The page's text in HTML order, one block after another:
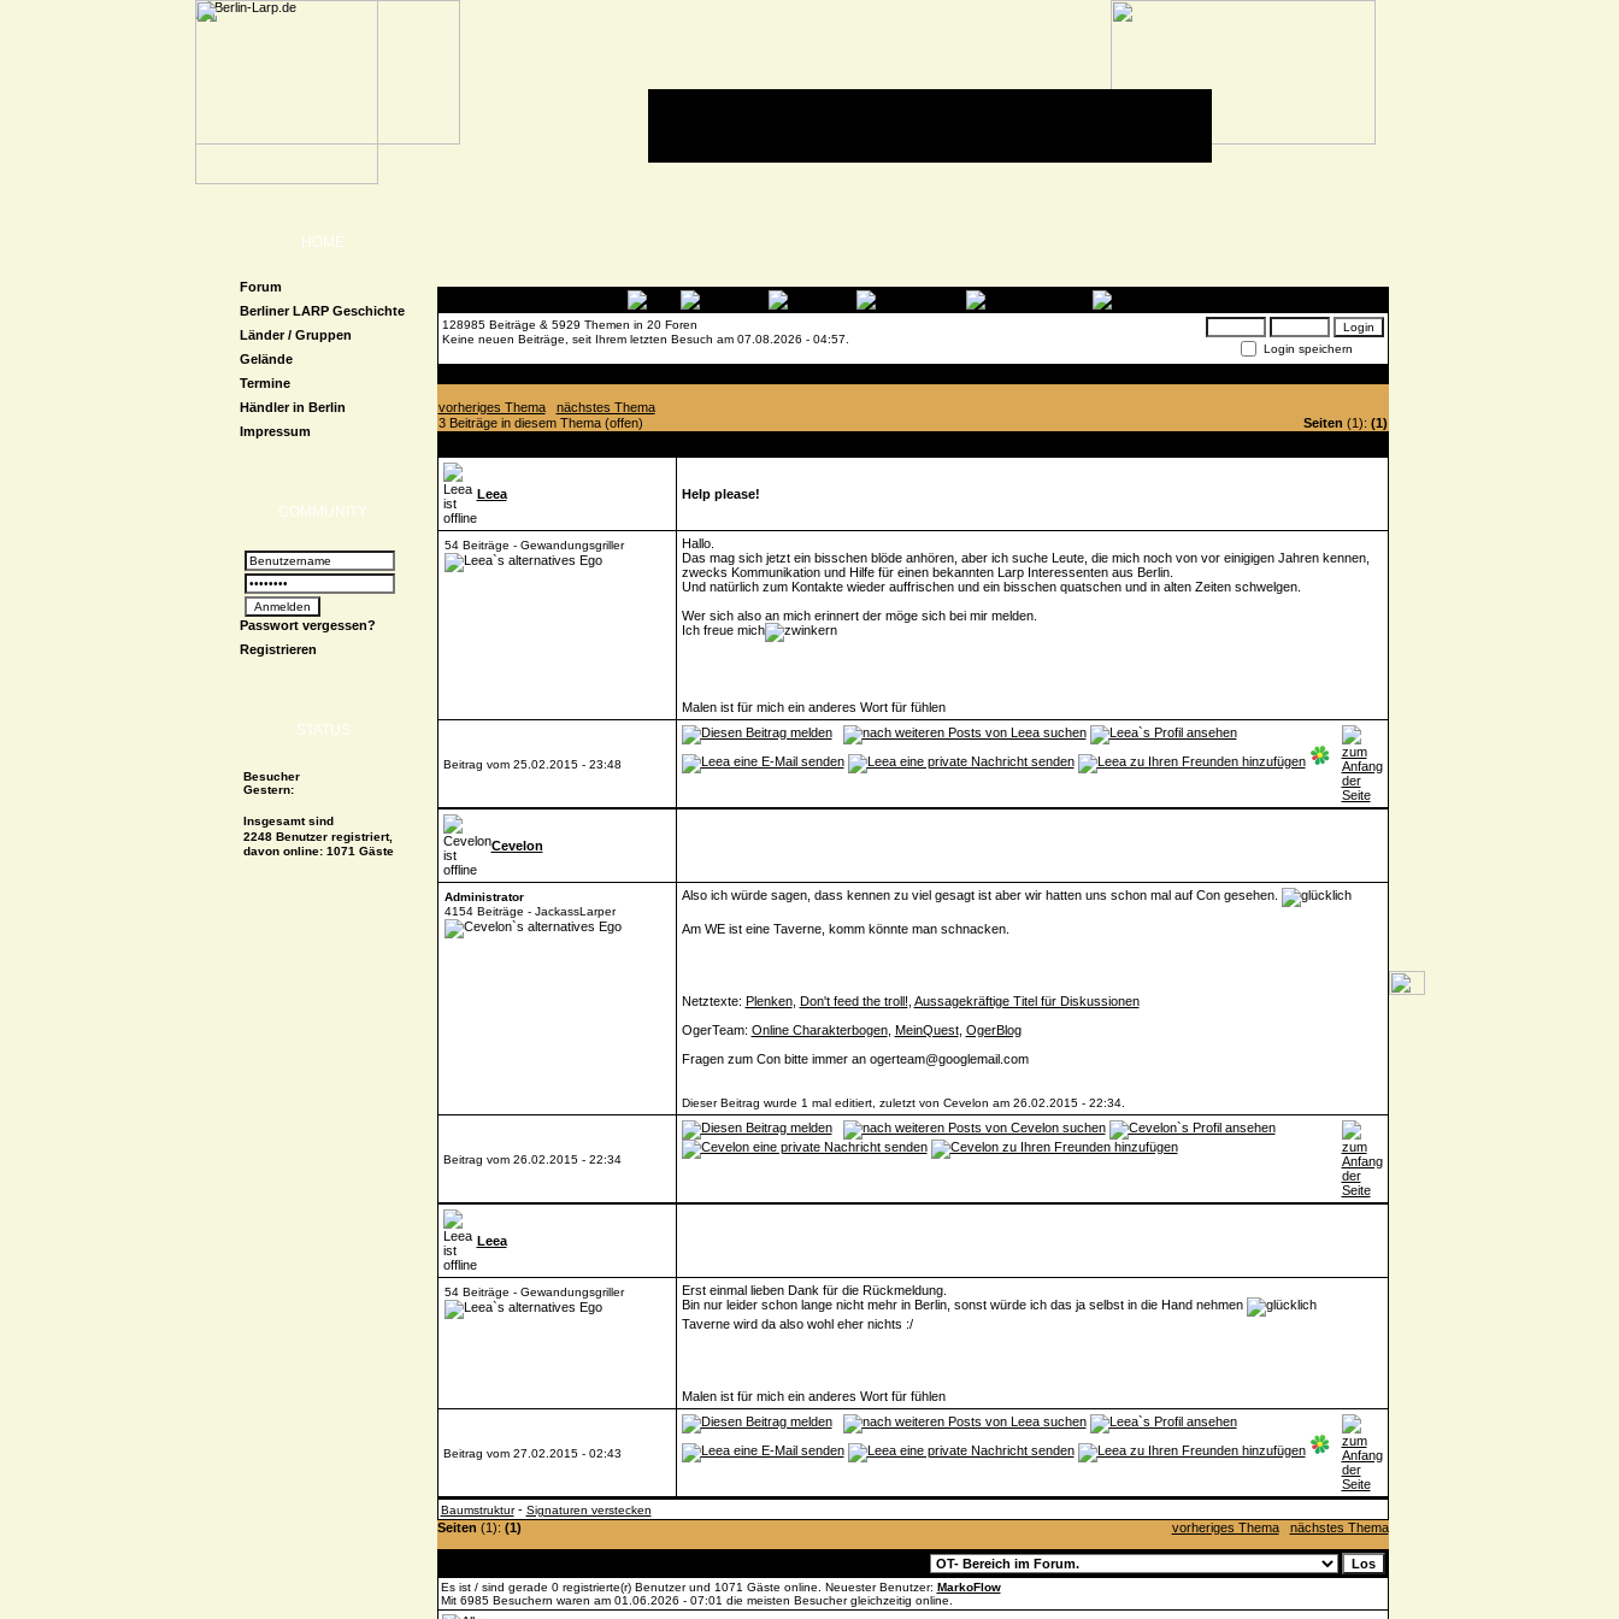
HOME
Forum
Berliner LARP Geschichte
Länder / Gruppen
Gelände
Termine
Händler in Berlin
Impressum
COMMUNITY
Passwort vergessen?
Registrieren
STATUS
Besucher
Gestern:
Insgesamt sind
2248 Benutzer registriert,
davon online: 1071 Gäste
128985 Beiträge & 5929 Themen in 20 Foren
Keine neuen Beiträge, seit Ihrem letzten Besuch am 07.08.2026 - 04:57.
Login speichern
vorheriges Thema
nächstes Thema
3 Beiträge in diesem Thema (offen)
Seiten (1): (1)
Leea Help please!
54 Beiträge - Gewandungsgriller
Hallo.
Das mag sich jetzt ein bisschen blöde anhören, aber ich suche Leute, die mich noch von vor einigigen Jahren kennen,
zwecks Kommunikation und Hilfe für einen bekannten Larp Interessenten aus Berlin.
Und natürlich zum Kontakte wieder auffrischen und ein bisschen quatschen und in alten Zeiten schwelgen.
Wer sich also an mich erinnert der möge sich bei mir melden.
Ich freue mich
Malen ist für mich ein anderes Wort für fühlen
Beitrag vom 25.02.2015 - 23:48
Cevelon
Administrator
4154 Beiträge - JackassLarper
Also ich würde sagen, dass kennen zu viel gesagt ist aber wir hatten uns schon mal auf Con gesehen.
Am WE ist eine Taverne, komm könnte man schnacken.
Netztexte: Plenken, Don't feed the troll! Aussagekräftige Titel für Diskussionen
OgerTeam: Online Charakterbogen, MeinQuest, OgerBlog
Fragen zum Con bitte immer an ogerteam@googlemail.com
Dieser Beitrag wurde 1 mal editiert, zuletzt von Cevelon am 26.02.2015 - 22:34.
Beitrag vom 26.02.2015 - 22:34
Leea
54 Beiträge - Gewandungsgriller
Erst einmal lieben Dank für die Rückmeldung.
Bin nur leider schon lange nicht mehr in Berlin, sonst würde ich das ja selbst in die Hand nehmen
Taverne wird da also wohl eher nichts :/
Malen ist für mich ein anderes Wort für fühlen
Beitrag vom 27.02.2015 - 02:43
Baumstruktur- Signaturen verstecken
Seiten (1): (1) vorheriges Thema nächstes Thema
Es ist / sind gerade 0 registrierte(r) Benutzer und 1071 Gäste online. Neuester Benutzer: MarkoFlow
Mit 6985 Besuchern waren am 01.06.2026 - 07:01 die meisten Besucher gleichzeitig online.